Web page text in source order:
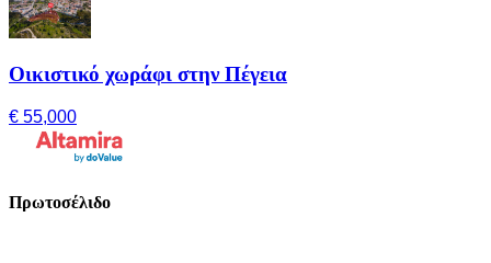
Οικιστικό χωράφι στην Πέγεια
€ 55,000
Πρωτοσέλιδο